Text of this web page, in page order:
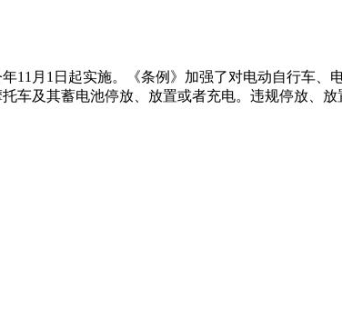
1日起实施。《条例》加强了对电动自行车、
车及其蓄电池停放、放置或者充电。违规停放、